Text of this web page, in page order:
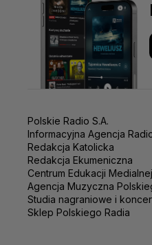
Polskie Radio S.A.
Informacyjna Agencja
Redakcja Katolicka
Redakcja Ekumeniczna
Centrum Edukacji Medialnej
Agencja Muzyczna
Studia nagraniowe i
Sklep Polskiego Radia